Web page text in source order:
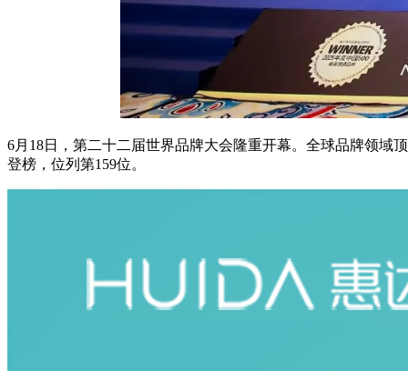
6月18日，第二十二届世界品牌大会隆重开幕。全球品牌领域
登榜，位列第159位。